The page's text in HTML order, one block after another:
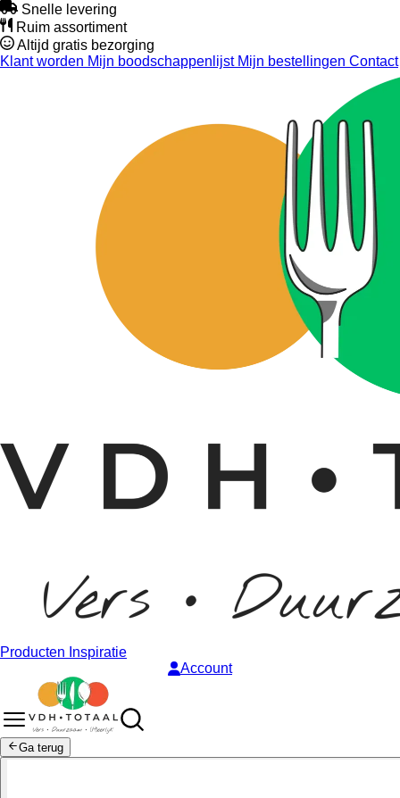
Snelle levering
Ruim assortiment
Altijd gratis bezorging
Klant worden Mijn boodschappenlijstMijn bestellingen Contact
Producten Inspiratie
Account
Ga terug